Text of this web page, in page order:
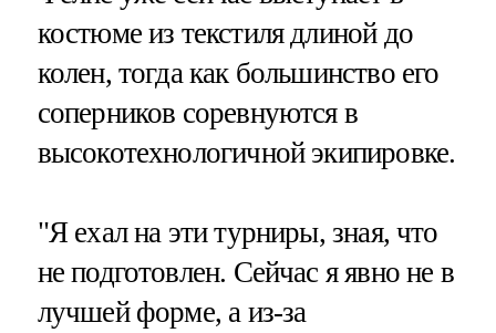
костюме из текстиля длиной до
колен, тогда как большинство его
соперников соревнуются в
высокотехнологичной экипировке.
"Я ехал на эти турниры, зная, что
не подготовлен. Сейчас я явно не в
лучшей форме, а из-за